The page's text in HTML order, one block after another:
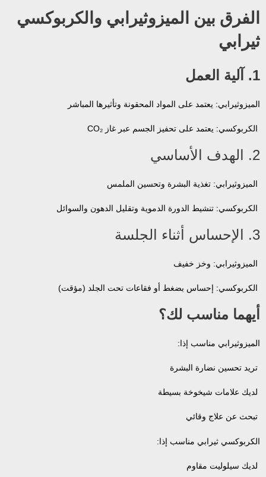
الفرق بين الميزوثيرابي والكربوكسي
ثيرابي
1. آلية العمل
الميزوثيرابي: يعتمد على المواد المحقونة وتأثيرها المباشر
الكربوكسي: يعتمد على تحفيز الجسم عبر غاز CO₂
2. الهدف الأساسي
الميزوثيرابي: تغذية البشرة وتحسين الملمس
الكربوكسي: تنشيط الدورة الدموية وتقليل الدهون والسوائل
3. الإحساس أثناء الجلسة
الميزوثيرابي: وخز خفيف
الكربوكسي: إحساس بضغط أو فقاعات تحت الجلد (مؤقت)
أيهما مناسب لك؟
الميزوثيرابي مناسب إذا:
تريد تحسين نضارة البشرة
لديك علامات شيخوخة بسيطة
تبحث عن علاج وقائي
الكربوكسي ثيرابي مناسب إذا:
لديك سيلوليت مقاوم